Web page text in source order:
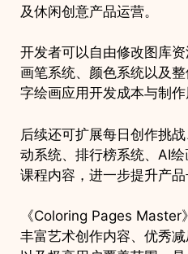
及休闲创意产品运营。
开发者可以自由修改图库资
画笔系统、颜色系统以及
字绘画应用开发成本与制作
后续还可扩展每日创作挑
动系统、排行榜系统、AI
课程内容，进一步提升产品
《Coloring Pages Master
丰富艺术创作内容、优秀